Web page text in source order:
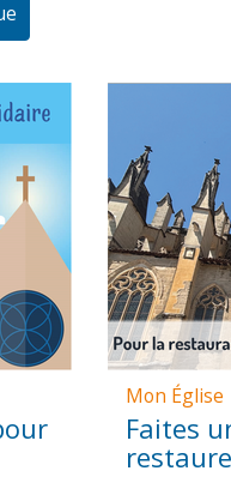
Mon Église
Faites